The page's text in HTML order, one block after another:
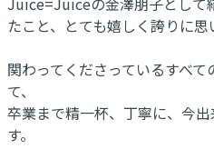
たこと、とても嬉しく誇りに思
関わってくださっているすべ
て、
卒業まで精一杯、丁寧に、今
す。